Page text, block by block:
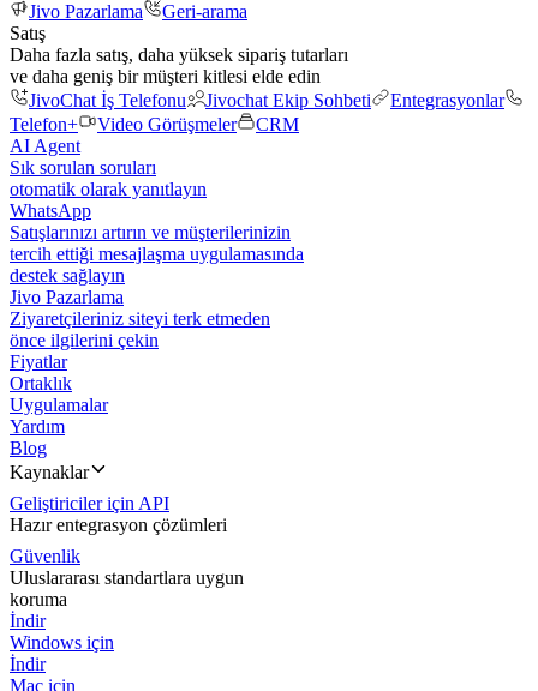
Jivo Pazarlama
Geri-arama
Satış
Daha fazla satış, daha yüksek sipariş tutarları
ve daha geniş bir müşteri kitlesi elde edin
JivoChat İş Telefonu
Jivochat Ekip Sohbeti
Entegrasyonlar
Telefon+
Video Görüşmeler
CRM
AI Agent
Sık sorulan soruları
otomatik olarak yanıtlayın
WhatsApp
Satışlarınızı artırın ve müşterilerinizin
tercih ettiği mesajlaşma uygulamasında
destek sağlayın
Jivo Pazarlama
Ziyaretçileriniz siteyi terk etmeden
önce ilgilerini çekin
Fiyatlar
Ortaklık
Uygulamalar
Yardım
Blog
Kaynaklar
Geliştiriciler için API
Hazır entegrasyon çözümleri
Güvenlik
Uluslararası standartlara uygun
koruma
İndir
Windows için
İndir
Mac için